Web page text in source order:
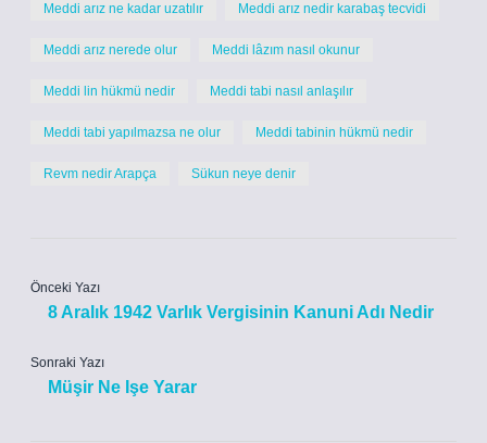
Meddi arız ne kadar uzatılır Meddi arız nedir karabaş tecvidi
Meddi arız nerede olur Meddi lâzım nasıl okunur
Meddi lin hükmü nedir Meddi tabi nasıl anlaşılır
Meddi tabi yapılmazsa ne olur Meddi tabinin hükmü nedir
Revm nedir Arapça Sükun neye denir
Önceki Yazı
8 Aralık 1942 Varlık Vergisinin Kanuni Adı Nedir
Sonraki Yazı
Müşir Ne Işe Yarar